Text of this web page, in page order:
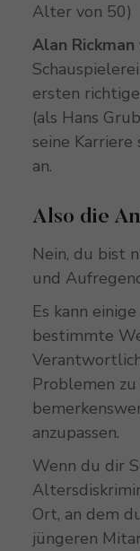
Alter von 50)
Alan Rickman
ersten
(als Hans
seine
an.
Also die
Nein, du bist
und
Es kann
bestimmte
Problemen
anzupassen.
Wenn du dir
Ort, an dem
jüngeren